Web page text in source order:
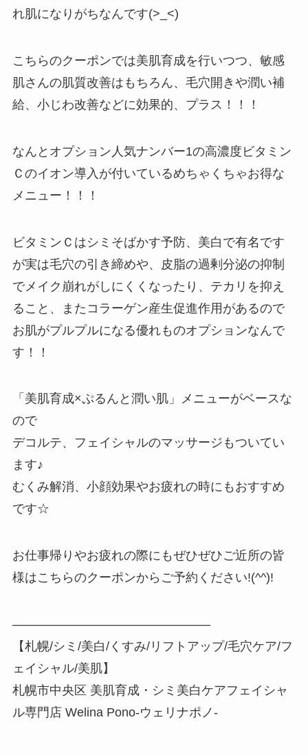
れ肌になりがちなんです(>_<)
こちらのクーポンでは美肌育成を行いつつ、敏感
肌さんの肌質改善はもちろん、毛穴開きや潤い補
給、小じわ改善などに効果的、プラス！！！
なんとオプション人気ナンバー1の高濃度ビタミン
Ｃのイオン導入が付いているめちゃくちゃお得な
メニュー！！！
ビタミンＣはシミそばかす予防、美白で有名です
が実は毛穴の引き締めや、皮脂の過剰分泌の抑制
でメイク崩れがしにくくなったり、テカリを抑え
ること、またコラーゲン産生促進作用があるので
お肌がプルプルになる優れものオプションなんで
す！！
「美肌育成×ぷるんと潤い肌」メニューがベースな
ので
デコルテ、フェイシャルのマッサージもついてい
ます♪
むくみ解消、小顔効果やお疲れの時にもおすすめ
です☆
お仕事帰りやお疲れの際にもぜひぜひご近所の皆
様はこちらのクーポンからご予約ください!(^^)!
————————————————
【札幌/シミ/美白/くすみ/リフトアップ/毛穴ケア/フ
ェイシャル/美肌】
札幌市中央区 美肌育成・シミ美白ケアフェイシャ
ル専門店 Welina Pono-ウェリナポノ-